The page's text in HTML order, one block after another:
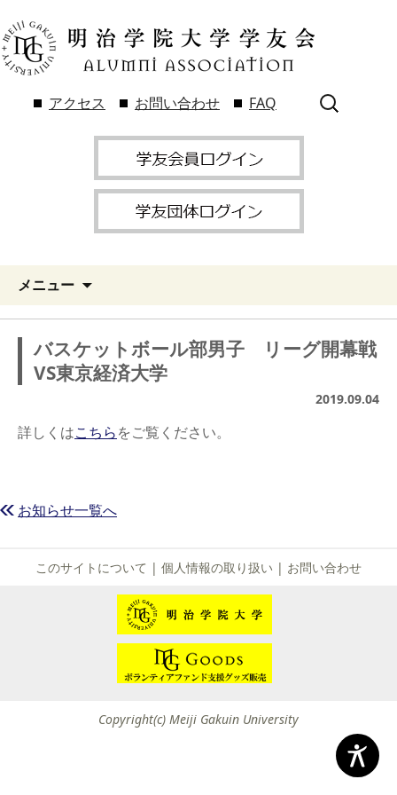
アクセス お問い合わせ FAQ
検
索:
メニュー
バスケットボール部男子 リーグ開幕戦
VS東京経済大学
2019.09.04
詳しくはこちらをご覧ください。
お知らせ一覧へ
このサイトについて | 個人情報の取り扱い | お問い合わせ
Copyright(c) Meiji Gakuin University